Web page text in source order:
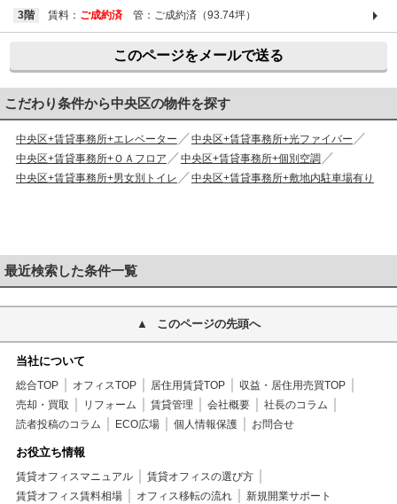
3階 賃料： ご成約済 管：ご成約済（93.74坪）
このページをメールで送る
こだわり条件から中央区の物件を探す
中央区+賃貸事務所+エレベーター
中央区+賃貸事務所+光ファイバー
中央区+賃貸事務所+ＯＡフロア
中央区+賃貸事務所+個別空調
中央区+賃貸事務所+男女別トイレ
中央区+賃貸事務所+敷地内駐車場有り
最近検索した条件一覧
このページの先頭へ
当社について
総合TOP オフィスTOP 居住用賃貸TOP
収益・居住用売買TOP
売却・買取
リフォーム 賃貸管理 会社概要
社長のコラム
読者投稿のコラム
ECO広場 個人情報保護 お問合せ
お役立ち情報
賃貸オフィスマニュアル
賃貸オフィスの選び方
賃貸オフィス賃料相場
オフィス移転の流れ 新規開業サポート